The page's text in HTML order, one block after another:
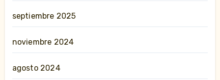
septiembre 2025
noviembre 2024
agosto 2024